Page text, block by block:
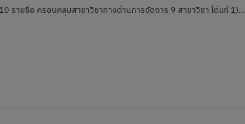
รายชื่อ ครอบคลุมสาขาวิชาทางด้านการจัดการ 9 สาขาวิชา ได้แก่ 1)…